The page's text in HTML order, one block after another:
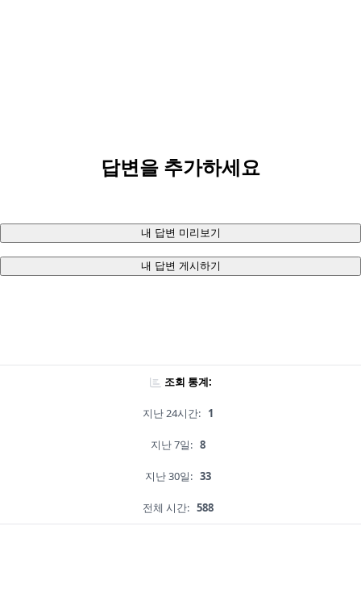
답변을 추가하세요
내 답변 미리보기
내 답변 게시하기
조회 통계:
지난 24시간: 1
지난 7일: 8
지난 30일: 33
전체 시간: 588